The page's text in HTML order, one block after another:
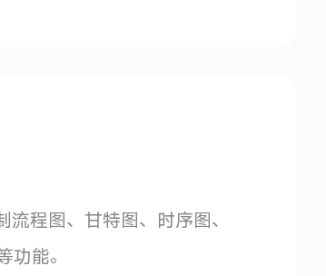
程图、甘特图、时序图、
能。